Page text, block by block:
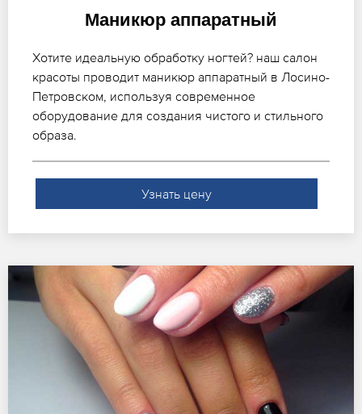
Маникюр аппаратный
Хотите идеальную обработку ногтей? наш салон
красоты проводит маникюр аппаратный в Лосино-
Петровском, используя современное
оборудование для создания чистого и стильного
образа.
Узнать цену